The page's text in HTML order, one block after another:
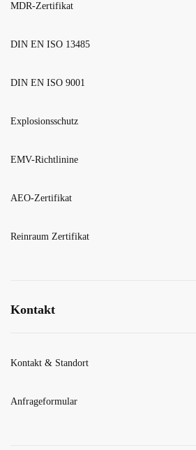
MDR-Zertifikat
DIN EN ISO 13485
DIN EN ISO 9001
Explosionsschutz
EMV-Richtlinine
AEO-Zertifikat
Reinraum Zertifikat
Kontakt
Kontakt & Standort
Anfrageformular